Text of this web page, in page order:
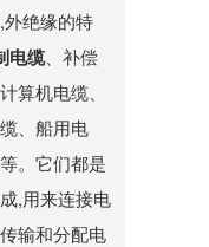
绝缘的特
电缆、补偿
算机电缆、
、船用电
。它们都是
,用来连接电
输和分配电